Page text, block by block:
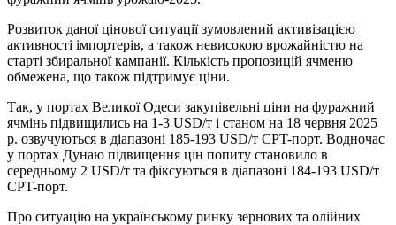
Розвиток даної цінової ситуації зумовлений активізацією
активності імпортерів, а також невисокою врожайністю на
старті збиральної кампанії. Кількість пропозицій ячменю
обмежена, що також підтримує ціни.
Так, у портах Великої Одеси закупівельні ціни на фуражний
ячмінь підвищились на 1-3 USD/т і станом на 18 червня 2025
р. озвучуються в діапазоні 185-193 USD/т CPT-порт. Водночас
у портах Дунаю підвищення цін попиту становило в
середньому 2 USD/т та фіксуються в діапазоні 184-193 USD/т
CPT-порт.
Про ситуацію на українському ринку зернових та олійних